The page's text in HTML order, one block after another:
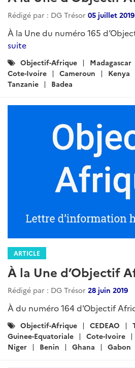
Rédigé par : DG Trésor 05 juillet 2019
À la Une du numéro 165
suite
Catégories
:
Objectif-Afrique Madagascar
Cote-Ivoire
Cameroun Kenya
Tanzanie
Badea
ARTICLE
À la Une d’Objectif
Rédigé par : DG Trésor 28 juin 2019
À du numéro 164 d'Objectif
Catégories
:
Objectif-Afrique CEDEAO
Guinee-Equatoriale
Cote-Ivoire
Niger
Benin Ghana Gabon